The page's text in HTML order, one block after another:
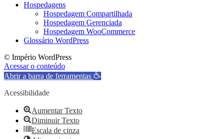
Hospedagens
Hospedagem Compartilhada
Hospedagem Gerenciada
Hospedagem WooCommerce
Glossário WordPress
© Império WordPress
Acessar o conteúdo
Abrir a barra de ferramentas
Acessibilidade
Aumentar Texto
Diminuir Texto
Escala de cinza